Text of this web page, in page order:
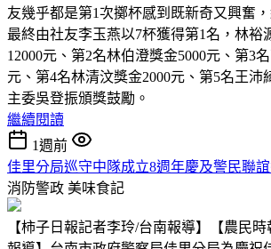
友幾乎都是第1次擲杯感到既新奇又興奮
最終由社友李玉燕以7杯獲得第1名，林裕
12000元、第2名林伯澄獎金5000元、第3
元、第4名林清汶獎金2000元、第5名王沛
主委吳登振頒獎鼓勵。
繼續閱讀
1週前
佳里分局巡守中隊成立8週年慶及警民聯
消防警政 美味食記
【柿子日報記者李玲/台南報導】【農民